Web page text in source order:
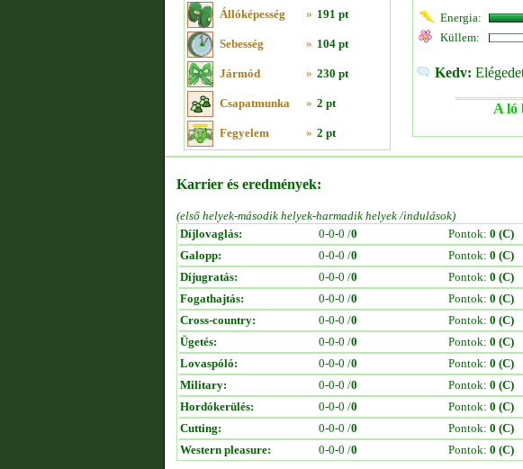
Állóképesség » 191 pt
Sebesség » 104 pt
Jármód » 230 pt
Csapatmunka » 2 pt
Fegyelem » 2 pt
Energia:
Küllem:
Kedv:
A ló
Karrier és eredmények:
(első helyek-második helyek-harmadik helyek /indulások)
Díjlovaglás:
0-0-0 /0 Pontok: 0 (C)
Galopp:
0-0-0 /0 Pontok: 0 (C)
Díjugratás:
0-0-0 /0 Pontok: 0 (C)
Fogathajtás:
0-0-0 /0 Pontok: 0 (C)
Cross-country:
0-0-0 /0 Pontok: 0 (C)
Ügetés:
0-0-0 /0 Pontok: 0 (C)
Lovaspóló:
0-0-0 /0 Pontok: 0 (C)
Military:
0-0-0 /0 Pontok: 0 (C)
Hordókerülés:
0-0-0 /0 Pontok: 0 (C)
Cutting:
0-0-0 /0 Pontok: 0 (C)
Western pleasure:
0-0-0 /0 Pontok: 0 (C)